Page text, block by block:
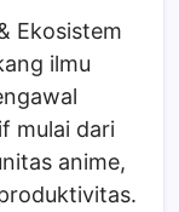
Ekosistem
ilmu
mulai dari
anime,